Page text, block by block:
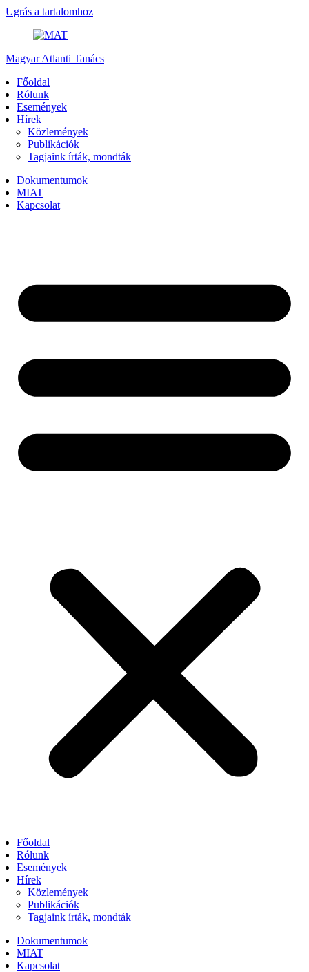
Ugrás a tartalomhoz
Magyar Atlanti Tanács
Főoldal
Rólunk
Események
Hírek
Közlemények
Publikációk
Tagjaink írták, mondták
Dokumentumok
MIAT
Kapcsolat
Főoldal
Rólunk
Események
Hírek
Közlemények
Publikációk
Tagjaink írták, mondták
Dokumentumok
MIAT
Kapcsolat